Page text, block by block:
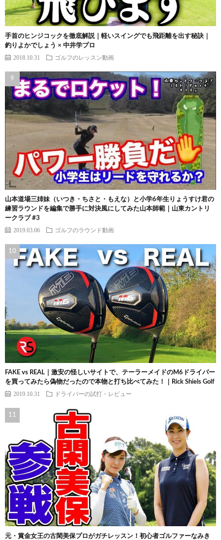
手首のヒンジコックを徹底解説｜軽いスイングでも飛距離を出す秘訣｜
釣りよかでしょう × 中井学プロ
2018.10.31 ゴルフのレッスン動画
山本道場三姉妹（いつき・ちさと・もえな）と小学6年生りょうすけ君の
練習ラウンドを編集で勝手に対決風にしてみた山本師範｜山東カントリ
ークラブ #3
2019.03.06 ゴルフのラウンド動画
FAKE vs REAL｜激安の怪しいサイトで、テーラーメイドのM6ドライバー
を買ってみたら偽物だったので本物と打ち比べてみた！｜Rick Shiels Golf
2019.10.31 ドライバーの試打・レビュー
元・賞金女王の古閑美保プロがガチレッスン！初心者ゴルファーなみき